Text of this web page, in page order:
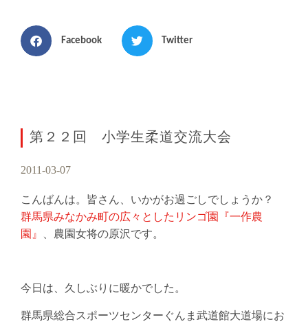
Facebook Twitter
第２２回 小学生柔道交流大会
2011-03-07
こんばんは。皆さん、いかがお過ごしでしょうか？
群馬県みなかみ町の広々としたリンゴ園『一作農
園』
、農園女将の原沢です。
今日は、久しぶりに暖かでした。
群馬県総合スポーツセンターぐんま武道館大道場にお